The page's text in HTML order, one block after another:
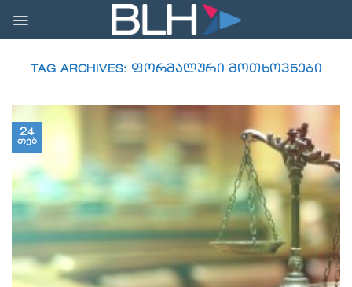
content
TAG ARCHIVES:ᲤᲝᲠᲛᲐᲚᲣᲠᲘ ᲛᲝᲗᲮᲝᲕᲜᲔᲑᲘ
24
თებ